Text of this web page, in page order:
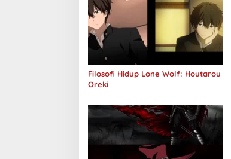
Filosofi Hidup Lone Wolf: Houtarou
Oreki